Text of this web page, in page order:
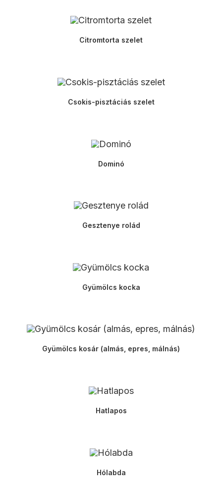
Citromtorta szelet
Csokis-pisztáciás szelet
Dominó
Gesztenye rolád
Gyümölcs kocka
Gyümölcs kosár (almás, epres, málnás)
Hatlapos
Hólabda